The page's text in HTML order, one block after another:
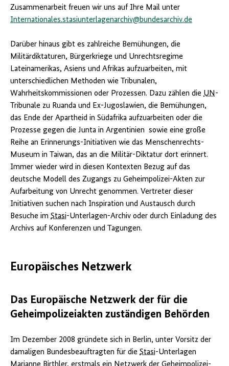
Zusammenarbeit freuen wir uns auf Ihre Mail unter
Internationales.stasiunterlagenarchiv@bundesarchiv.de
Darüber hinaus gibt es zahlreiche Bemühungen, die
Militärdiktaturen, Bürgerkriege und Unrechtsregime
Lateinamerikas, Asiens und Afrikas aufzuarbeiten, mit
unterschiedlichen Methoden wie Tribunalen,
Wahrheitskommissionen oder Prozessen. Dazu zählen die UN -
Tribunale zu Ruanda und Ex-Jugoslawien, die Bemühungen,
das Ende der Apartheid in Südafrika aufzuarbeiten oder die
Prozesse gegen die Junta in Argentinien sowie eine große
Reihe an Erinnerungs-Initiativen wie das Menschenrechts-
Museum in Taiwan, das an die Militär-Diktatur dort erinnert.
Immer wieder wird in diesen Kontexten Bezug auf das
deutsche Modell des Zugangs zu Geheimpolizei-Akten zur
Aufarbeitung von Unrecht genommen. Vertreter dieser
Initiativen suchen nach Inspiration und Austausch durch
Besuche im Stasi-Unterlagen-Archiv oder durch Einladung des
Archivs auf Konferenzen und Tagungen.
Europäisches Netzwerk
Das Europäische Netzwerk der für die
Geheimpolizeiakten zuständigen Behörden
Im Dezember 2008 gründete sich in Berlin, unter Vorsitz der
damaligen Bundesbeauftragten für die Stasi-Unterlagen